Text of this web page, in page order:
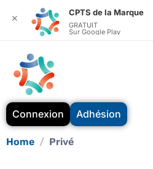
Connexion Adhésion
Home Privé
✕
CPTS de la Marque
GRATUIT
Sur Google Play